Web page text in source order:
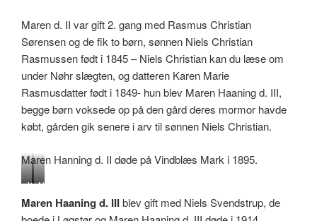
Maren d. II var gift 2. gang med Rasmus Christian
Sørensen og de fik to børn, sønnen Niels Christian
Rasmussen født i 1845 – Niels Christian kan du læse om
under Nøhr slægten, og datteren Karen Marie
Rasmusdatter født i 1849- hun blev Maren Haaning d. III,
begge børn voksede op på den gård deres mormor havde
købt, gården gik senere i arv til sønnen Niels Christian.
Maren Hanning d. II døde på Vindblæs Mark i 1895.
K
a
N
Maren Haaning d. IIIblev gift med Niels Svendstrup, de